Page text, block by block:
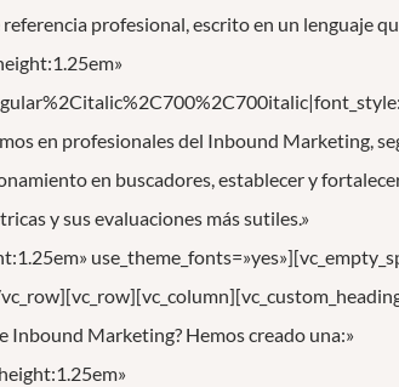
profesional, escrito en un lenguaje
en profesionales del Inbound Marketing,
en buscadores, establecer y
y sus evaluaciones más sutiles.»
Inbound Marketing? Hemos creado una:»